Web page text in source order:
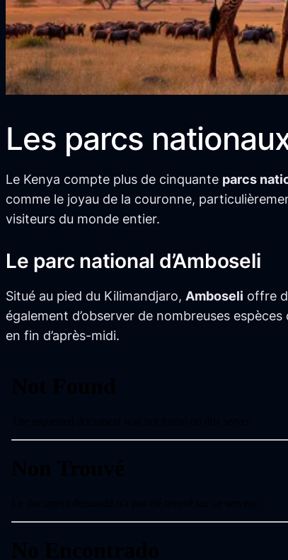
Les parcs
Le Kenya compte plus de cinquante parcs
comme le joyau de la couronne,
visiteurs du monde entier.
Le parc national d’Amboseli
Situé au pied du Kilimandjaro, Amboseli offre
également d’observer de nombreuses
en fin d’après-midi.